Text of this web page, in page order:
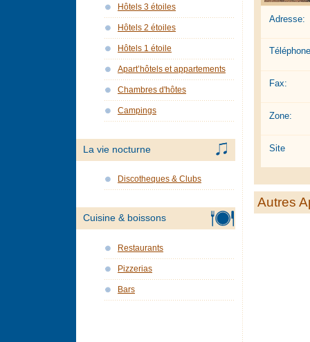
Adresse:
Fax:
Zone:
Site
Autres
Hôtels 3 étoiles
Hôtels 2 étoiles
Hôtels 1 étoile
Apart’hôtels et appartements
Chambres d'hôtes
Campings
La vie nocturne
Discotheques & Clubs
Cuisine & boissons
Restaurants
Pizzerias
Bars